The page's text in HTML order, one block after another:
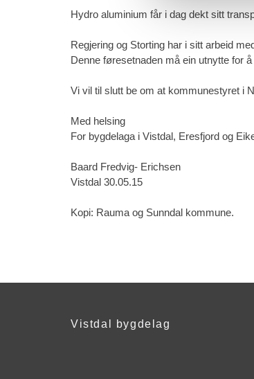
Hydro aluminium får i dag dekt sitt
Regjering og Storting har i sitt arbeid
Denne føresetnaden må ein utnytte for
Vi vil til slutt be om at kommunestyret i
Med helsing
For bygdelaga i Vistdal, Eresfjord og
Baard Fredvig- Erichsen
Vistdal 30.05.15
Kopi: Rauma og Sunndal kommune.
Vistdal bygdelag